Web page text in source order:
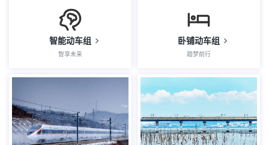
智能动车组
智享未来
卧铺动车组
踏梦前行